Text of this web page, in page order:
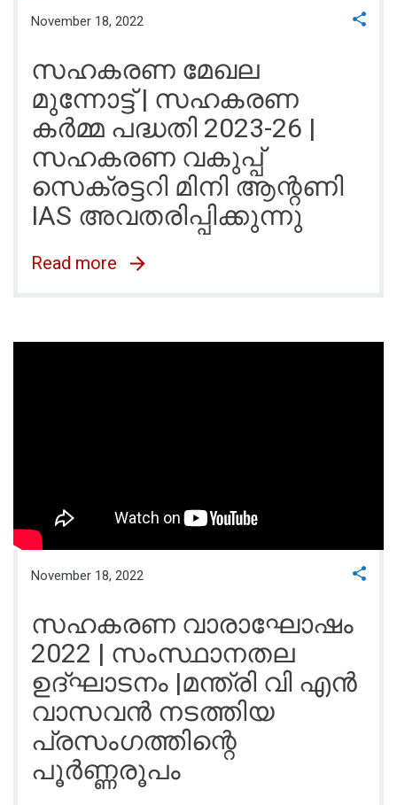
November 18, 2022
സഹകരണ മേഖല
മുന്നോട്ട് | സഹകരണ
കർമ്മ പദ്ധതി 2023-26 |
സഹകരണ വകുപ്പ്
സെക്രട്ടറി മിനി ആന്റണി
IAS അവതരിപ്പിക്കുന്നു
Read more
November 18, 2022
സഹകരണ വാരാഘോഷം
2022 | സംസ്ഥാനതല
ഉദ്ഘാടനം |മന്ത്രി വി എൻ
വാസവൻ നടത്തിയ
പ്രസംഗത്തിന്റെ
പൂർണ്ണരൂപം